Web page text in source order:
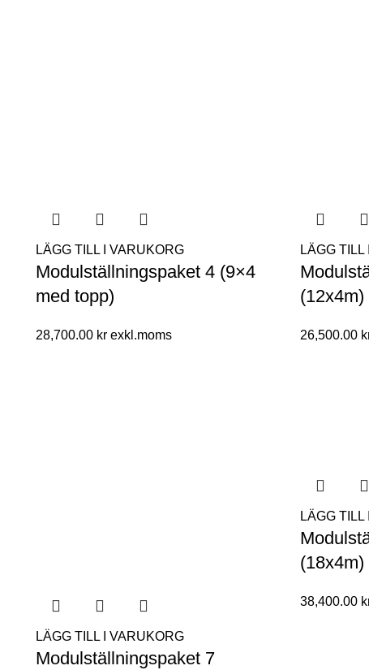
LÄGG TILL I VARUKORG
Modulställningspaket 4 (9×4
med topp)
28,700.00 kr
LÄGG
(12x4m)
26,500.00
LÄGG TILL I VARUKORG
Modulställningspaket 7
LÄGG
(18x4m)
38,400.00